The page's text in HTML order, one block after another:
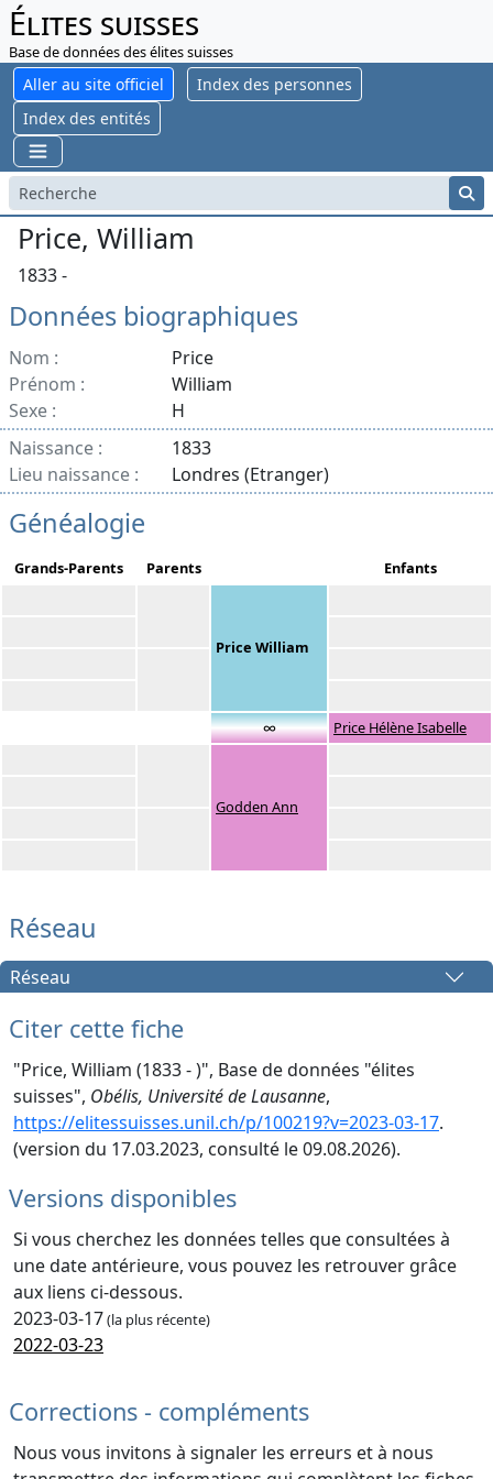
Élites suisses
Base de données des élites suisses
Aller au site officiel
Index des personnes
Index des entités
Price, William
1833 -
Données biographiques
Nom :
Price
Prénom :
William
Sexe :
H
Naissance :
1833
Lieu naissance :
Londres (Etranger)
Généalogie
Grands-Parents Parents Enfants
Price William
∞ Price Hélène Isabelle
Godden Ann
Réseau
Réseau
Citer cette fiche
"Price, William (1833 - )", Base de données "élites
suisses", Obélis, Université de Lausanne,
https://elitessuisses.unil.ch/p/100219?v=2023-03-17.
(version du 17.03.2023, consulté le 09.08.2026).
Versions disponibles
Si vous cherchez les données telles que consultées à
une date antérieure, vous pouvez les retrouver grâce
aux liens ci-dessous.
2023-03-17(la plus récente)
2022-03-23
Corrections - compléments
Nous vous invitons à signaler les erreurs et à nous